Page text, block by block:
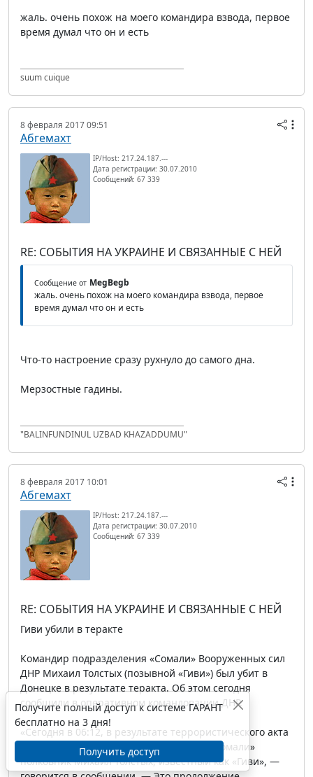
жаль. очень похож на моего командира взвода, первое
время думал что он и есть
suum cuique
8 февраля 2017 09:51
Абгемахт
IP/Host: 217.24.187.---
Дата регистрации: 30.07.2010
Сообщений: 67 339
RE: СОБЫТИЯ НА УКРАИНЕ И СВЯЗАННЫЕ С НЕЙ
Сообщение от MegBegb
жаль. очень похож на моего командира взвода, первое
время думал что он и есть
Что-то настроение сразу рухнуло до самого дна.
Мерзостные гадины.
"BALINFUNDINUL UZBAD KHAZADDUMU"
8 февраля 2017 10:01
Абгемахт
IP/Host: 217.24.187.---
Дата регистрации: 30.07.2010
Сообщений: 67 339
RE: СОБЫТИЯ НА УКРАИНЕ И СВЯЗАННЫЕ С НЕЙ
Гиви убили в теракте
Командир подразделения «Сомали» Вооруженных сил
ДНР Михаил Толстых (позывной «Гиви») был убит в
Донецке в результате теракта. Об этом сегодня
сообщили в оперативном командовании ДНР.
«Сегодня в 06:12, в результате террористического акта
погиб Герой ДНР, командир батальона «Сомали»
полковник Михаил Толстых, известный как «Гиви», —
Получите полный доступ к системе ГАРАНТ
бесплатно на 3 дня!
Получить доступ